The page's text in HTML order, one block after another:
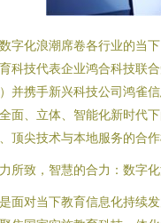
字化浪潮席卷各行业的当
科技代表企业鸿合科技联
并携手新兴科技公司鸿雀
面、立体、智能化新时代
顶尖技术与本地服务的合
所致，智慧的合力：数字
面对当下教育信息化持续